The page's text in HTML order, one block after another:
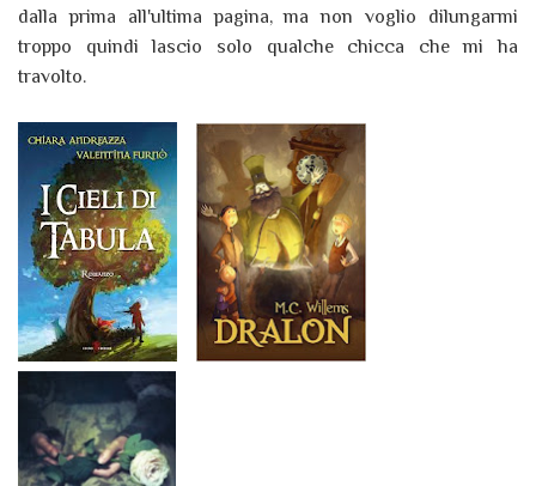
dalla prima all'ultima pagina, ma non voglio dilungarmi
troppo quindi lascio solo qualche chicca che mi ha
travolto.